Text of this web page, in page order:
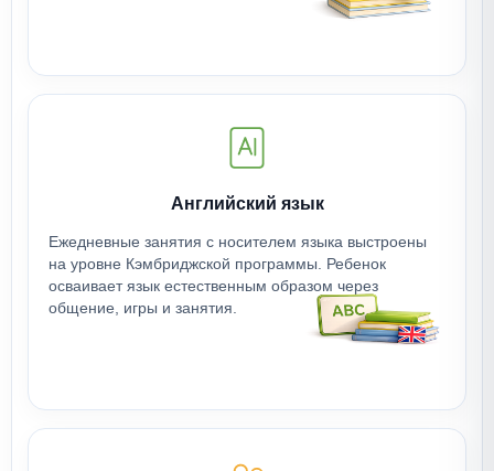
Английский язык
Ежедневные занятия с носителем языка выстроены
на уровне Кэмбриджской программы. Ребенок
осваивает язык естественным образом через
общение, игры и занятия.